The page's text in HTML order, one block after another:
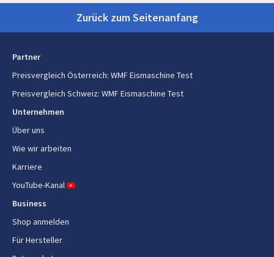
7407
Zurück zum Seitenanfang
Partner
Preisvergleich Österreich: WMF Eismaschine Test
Preisvergleich Schweiz: WMF Eismaschine Test
Unternehmen
Über uns
Wie wir arbeiten
Karriere
YouTube-Kanal
Business
Shop anmelden
Für Hersteller